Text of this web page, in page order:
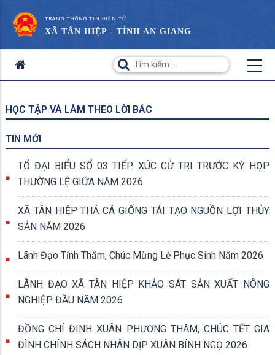
TRANG THÔNG TIN ĐIỆN TỬ
XÃ TÂN HIỆP - TỈNH AN GIANG
HỌC TẬP VÀ LÀM THEO LỜI BÁC
TIN MỚI
TỔ ĐẠI BIỂU SỐ 03 TIẾP XÚC CỬ TRI TRƯỚC KỲ HỌP
THƯỜNG LỆ GIỮA NĂM 2026
XÃ TÂN HIỆP THẢ CÁ GIỐNG TÁI TẠO NGUỒN LỢI THỦY
SẢN NĂM 2026
Lãnh Đạo Tỉnh Thăm, Chúc Mừng Lễ Phục Sinh Năm 2026
LÃNH ĐẠO XÃ TÂN HIỆP KHẢO SÁT SẢN XUẤT NÔNG
NGHIỆP ĐẦU NĂM 2026
ĐỒNG CHÍ ĐINH XUÂN PHƯƠNG THĂM, CHÚC TẾT GIA
ĐÌNH CHÍNH SÁCH NHÂN DỊP XUÂN BÍNH NGỌ 2026